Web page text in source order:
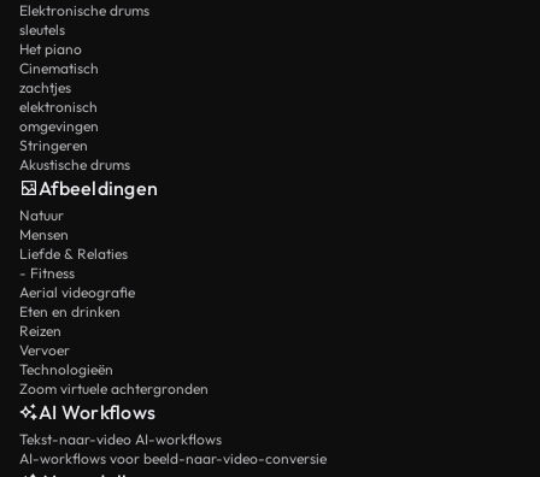
Elektronische drums
sleutels
Het piano
Cinematisch
zachtjes
elektronisch
omgevingen
Stringeren
Akustische drums
Afbeeldingen
Natuur
Mensen
Liefde & Relaties
- Fitness
Aerial videografie
Eten en drinken
Reizen
Vervoer
Technologieën
Zoom virtuele achtergronden
AI Workflows
Tekst-naar-video AI-workflows
AI-workflows voor beeld-naar-video-conversie